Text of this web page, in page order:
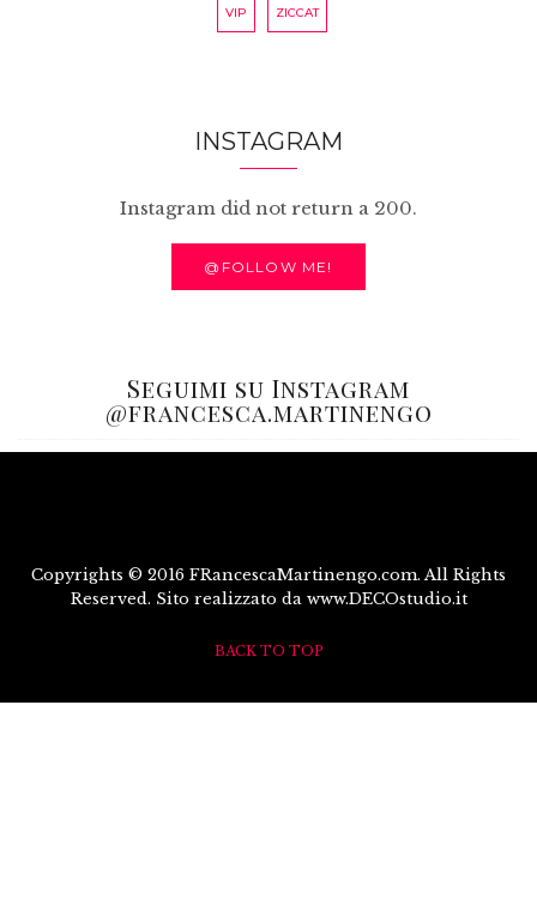
VIP ZICCAT
INSTAGRAM
Instagram did not return a 200.
@FOLLOW ME!
Seguimi su Instagram
@francesca.martinengo
Copyrights © 2016 FRancescaMartinengo.com. All Rights
Reserved. Sito realizzato da www.DECOstudio.it
BACK TO TOP